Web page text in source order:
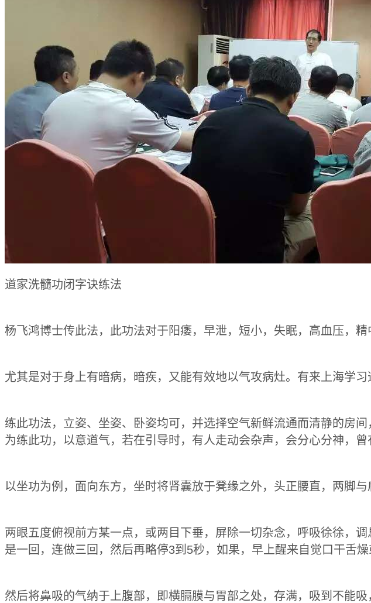
道家洗髓功闭字诀练法
杨飞鸿博士传此法，此功法对于阳痿，早泄，短小，失眠，高血压，精
尤其是对于身上有暗病，暗疾，又能有效地以气攻病灶。有来上海学
练此功法，立姿、坐姿、卧姿均可，并选择空气新鲜流通而清静的房
为练此功，以意道气，若在引导时，有人走动会杂声，会分心分神，
以坐功为例，面向东方，坐时将肾囊放于凳缘之外，头正腰直，两脚
两眼五度俯视前方某一点，或两目下垂，屏除一切杂念，呼吸徐徐，
是一回，连做三回，然后再略停3到5秒，如果，早上醒来自觉口干舌
然后将鼻吸的气纳于上腹部，即横膈膜与胃部之处，存满，吸到不能